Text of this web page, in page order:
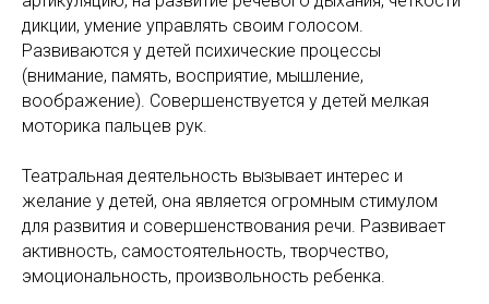
дикции, умение управлять своим голосом.
Развиваются у детей психические процессы
(внимание, память, восприятие, мышление,
воображение). Совершенствуется у детей мелкая
моторика пальцев рук.
Театральная деятельность вызывает интерес и
желание у детей, она является огромным стимулом
для развития и совершенствования речи. Развивает
активность, самостоятельность, творчество,
эмоциональность, произвольность ребенка.